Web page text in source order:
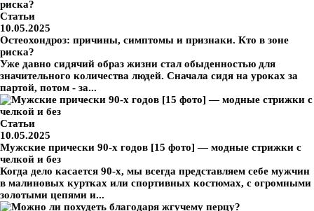
Статьи
10.05.2025
Остеохондроз: причины, симптомы и признаки. Кто в зоне
риска?
Уже давно сидячий образ жизни стал обыденностью для
значительного количества людей. Сначала сидя на уроках за
партой, потом - за...
Статьи
10.05.2025
Мужские прически 90-х годов [15 фото] — модные стрижки с
челкой и без
Когда дело касается 90-х, мы всегда представляем себе мужчин
в малиновых куртках или спортивных костюмах, с огромными
золотыми цепями и...